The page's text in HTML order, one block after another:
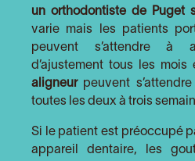
un orthodontiste de Puget
varie mais les patients
peuvent s’attendre à
d’ajustement tous les
aligneurpeuvent
toutes les deux à trois
Si le patient est préoccupé
appareil dentaire, les